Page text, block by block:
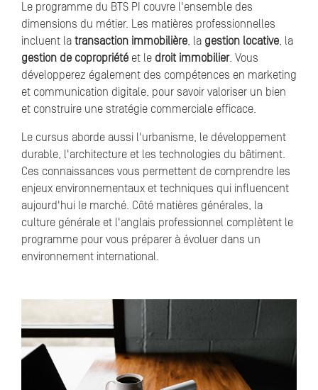
Le programme du BTS PI couvre l'ensemble des
dimensions du métier. Les matières professionnelles
incluent la transaction immobilière, la gestion locative, la
gestion de copropriété et le droit immobilier. Vous
développerez également des compétences en marketing
et communication digitale, pour savoir valoriser un bien
et construire une stratégie commerciale efficace.
Le cursus aborde aussi l'urbanisme, le développement
durable, l'architecture et les technologies du bâtiment.
Ces connaissances vous permettent de comprendre les
enjeux environnementaux et techniques qui influencent
aujourd'hui le marché. Côté matières générales, la
culture générale et l'anglais professionnel complètent le
programme pour vous préparer à évoluer dans un
environnement international.